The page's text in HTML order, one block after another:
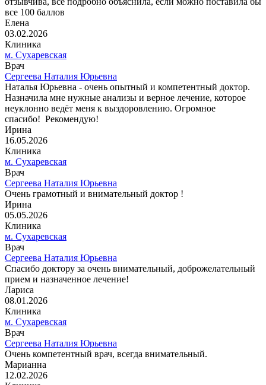
все 100 баллов
Елена
03.02.2026
Клиника
м. Сухаревская
Врач
Сергеева Наталия Юрьевна
Наталья Юрьевна - очень опытный и компетентный доктор.
Назначила мне нужные анализы и верное лечение, которое
неуклонно ведёт меня к выздоровлению. Огромное
спасибо! Рекомендую!
Ирина
16.05.2026
Клиника
м. Сухаревская
Врач
Сергеева Наталия Юрьевна
Очень грамотный и внимательный доктор !
Ирина
05.05.2026
Клиника
м. Сухаревская
Врач
Сергеева Наталия Юрьевна
Спасибо доктору за очень внимательный, доброжелательный
прием и назначенное лечение!
Лариса
08.01.2026
Клиника
м. Сухаревская
Врач
Сергеева Наталия Юрьевна
Очень компетентный врач, всегда внимательный.
Марианна
12.02.2026